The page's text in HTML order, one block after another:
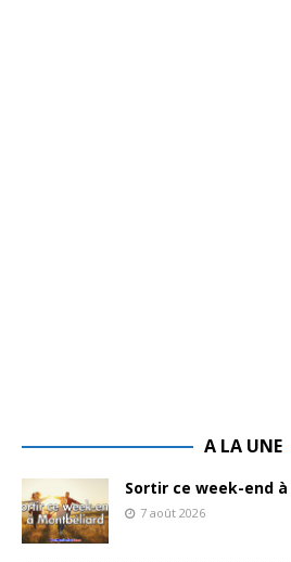
A LA UNE
Sortir ce week-end
7 août 2026